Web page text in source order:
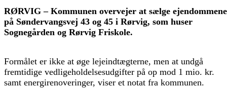
RØRVIG – Kommunen overvejer at sælge ejendommene
på Søndervangsvej 43 og 45 i Rørvig, som huser
Sognegården og Rørvig Friskole.
Formålet er ikke at øge lejeindtægterne, men at undgå
fremtidige vedligeholdelsesudgifter på op mod 1 mio. kr.
samt energirenoveringer, viser et notat fra kommunen.